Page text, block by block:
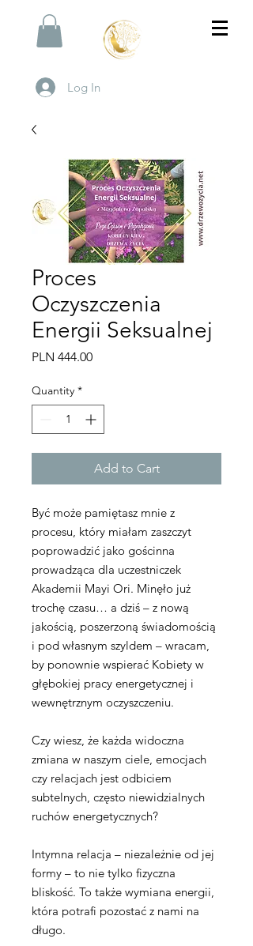
Log In
Proces
Oczyszczenia
Energii Seksualnej
PLN 444.00Price
Quantity *
Add to Cart
Być może pamiętasz mnie z
procesu, który miałam zaszczyt
poprowadzić jako gościnna
prowadząca dla uczestniczek
Akademii Mayi Ori. Minęło już
trochę czasu… a dziś – z nową
jakością, poszerzoną świadomością
i pod własnym szyldem – wracam,
by ponownie wspierać Kobiety w
głębokiej pracy energetycznej i
wewnętrznym oczyszczeniu.
Czy wiesz, że każda widoczna
zmiana w naszym ciele, emocjach
czy relacjach jest odbiciem
subtelnych, często niewidzialnych
ruchów energetycznych?
Intymna relacja – niezależnie od jej
formy – to nie tylko fizyczna
bliskość. To także wymiana energii,
która potrafi pozostać z nami na
długo.